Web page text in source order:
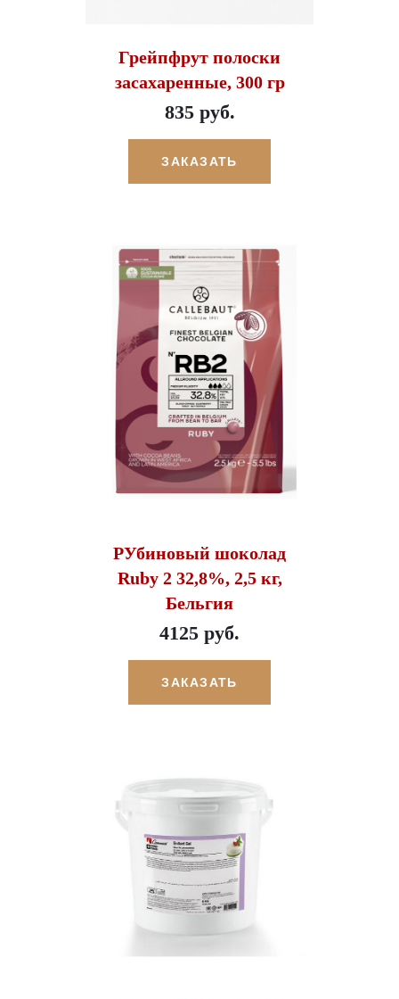
Грейпфрут полоски
засахаренные, 300 гр
835 руб.
ЗАКАЗАТЬ
РУбиновый шоколад
Ruby 2 32,8%, 2,5 кг,
Бельгия
4125 руб.
ЗАКАЗАТЬ